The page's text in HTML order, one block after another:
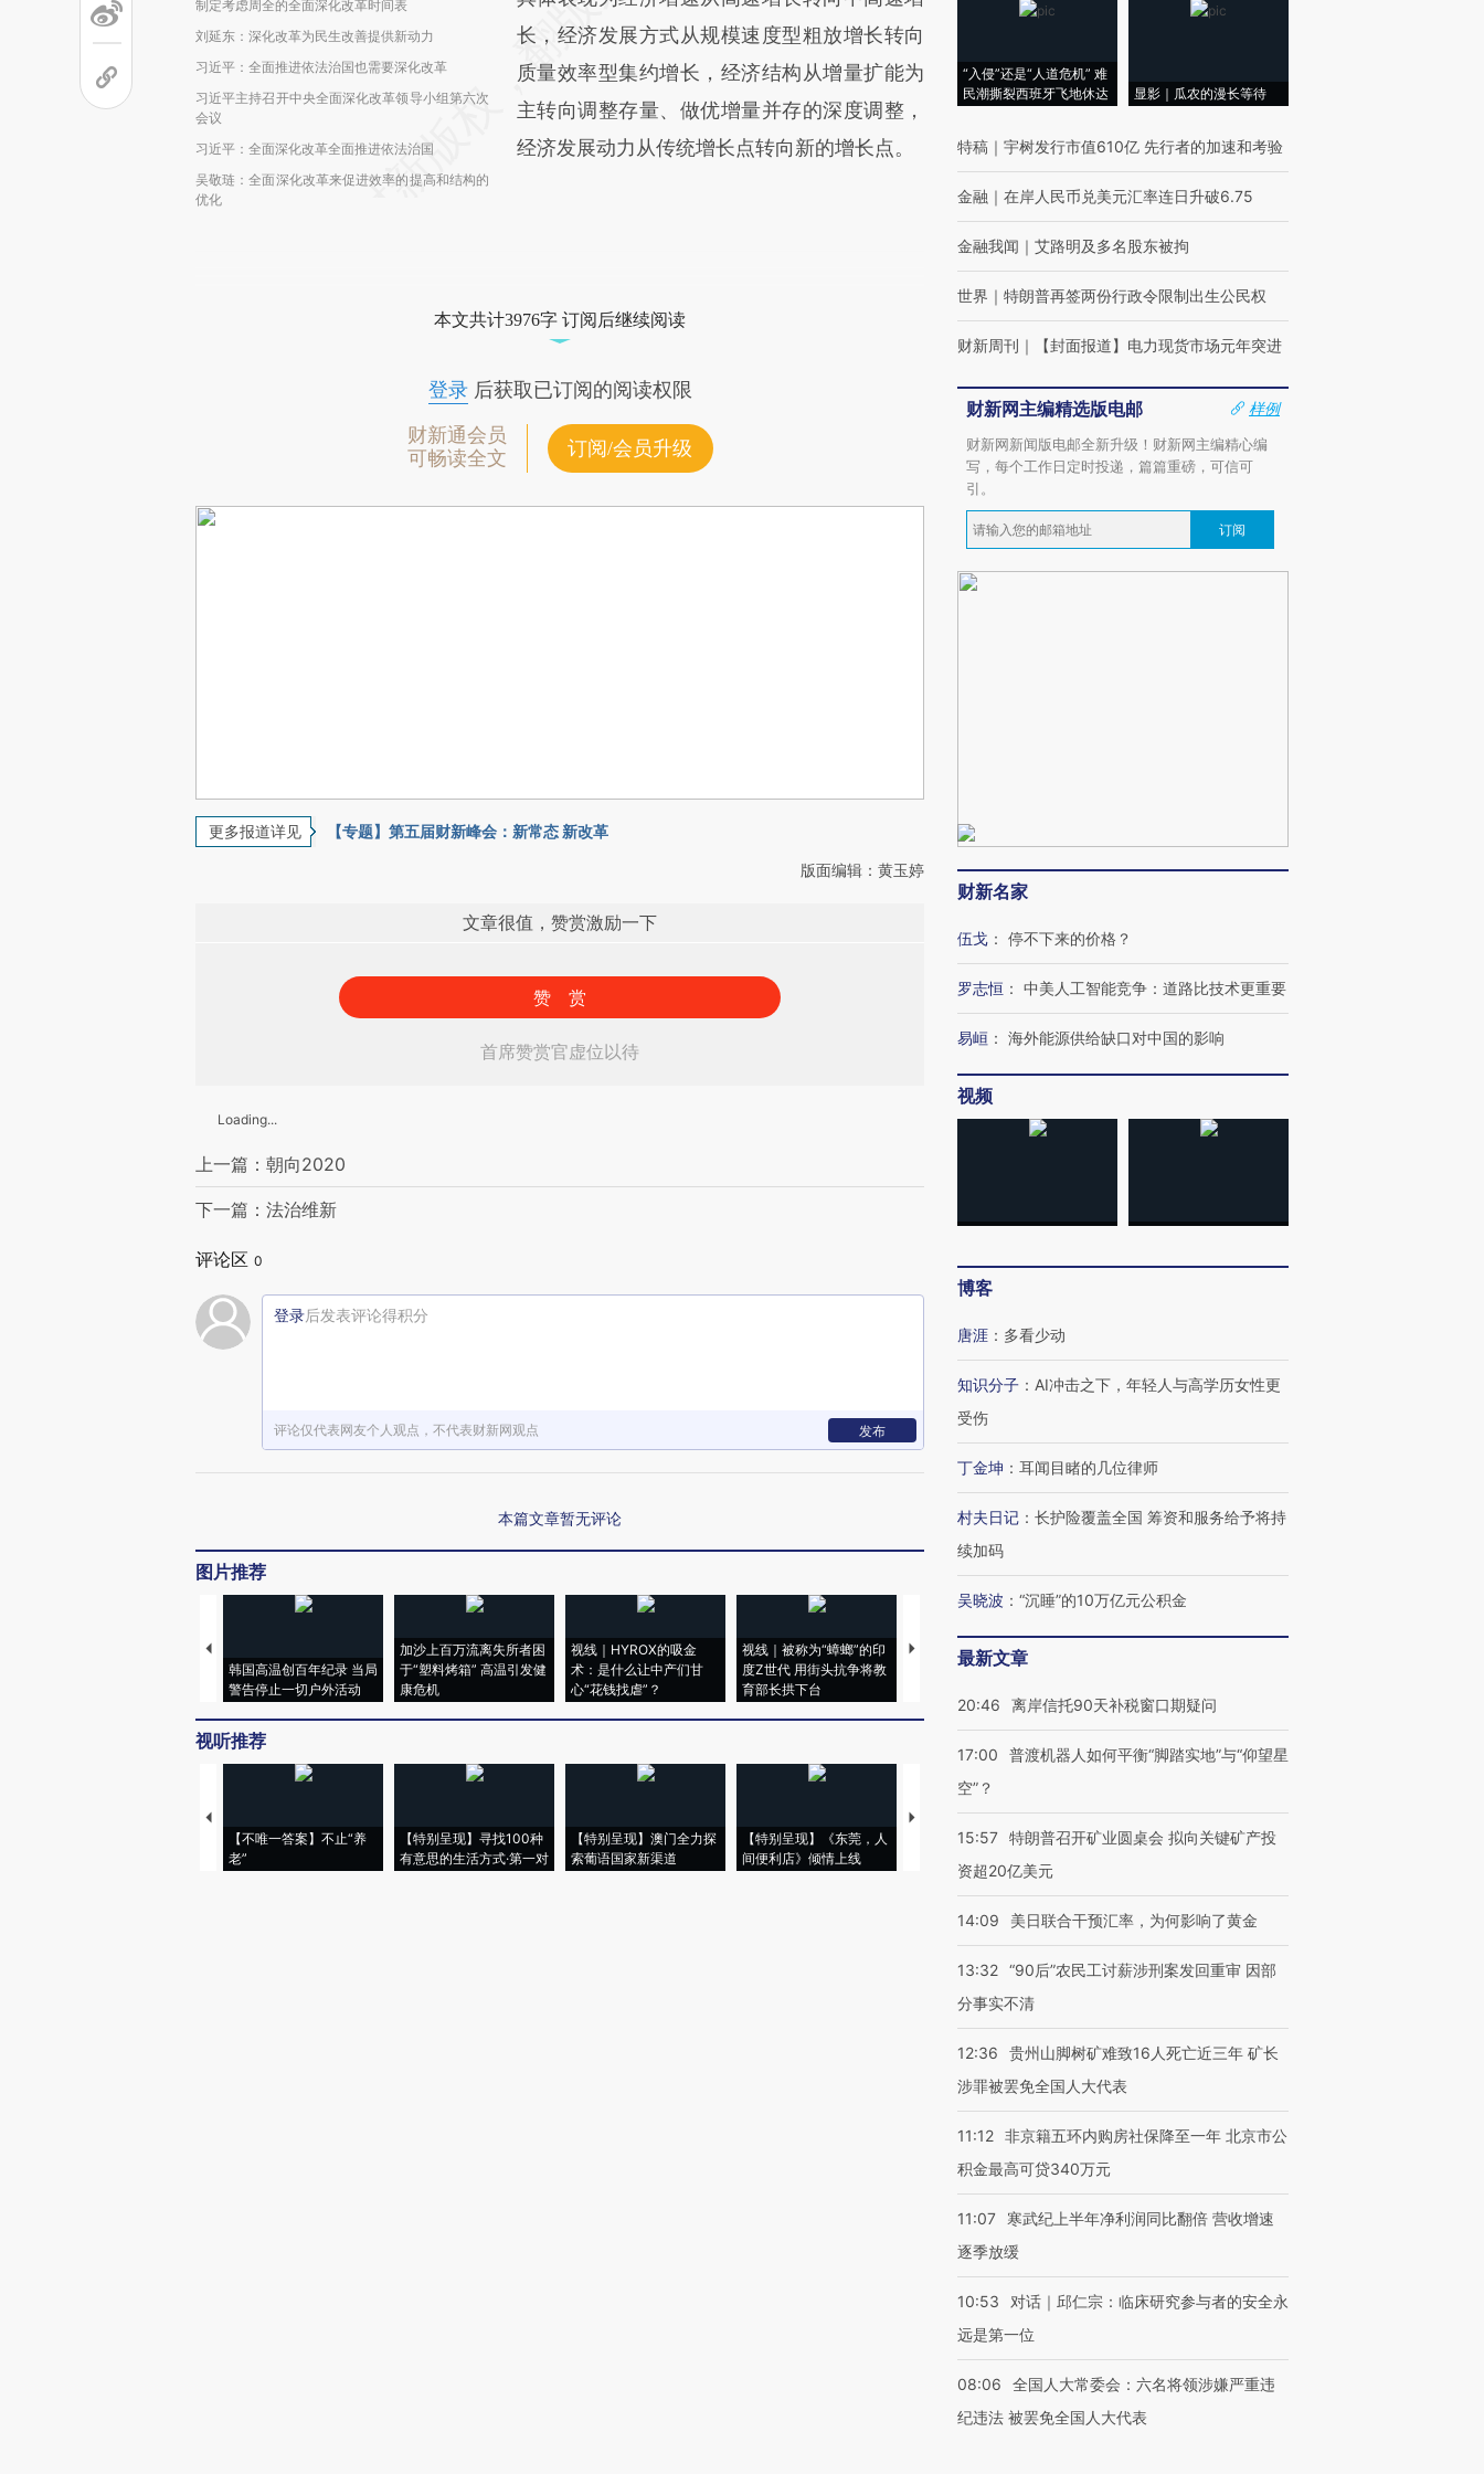
制定考虑周全的全面深化改革时间表
刘延东：深化改革为民生改善提供新动力
习近平：全面推进依法治国也需要深化改革
习近平主持召开中央全面深化改革领导小组第六次
会议
习近平：全面深化改革全面推进依法治国
吴敬琏：全面深化改革来促进效率的提高和结构的
优化
长，经济发展方式从规模速度型粗放增长转向
质量效率型集约增长，经济结构从增量扩能为
主转向调整存量、做优增量并存的深度调整，
经济发展动力从传统增长点转向新的增长点。
本文共计3976字 订阅后继续阅读
登录后获取已订阅的阅读权限
财新通会员
可畅读全文
订阅/会员升级
更多报道详见 【专题】第五届财新峰会：新常态 新改革
版面编辑：黄玉婷
文章很值，赞赏激励一下
赞 赏
首席赞赏官虚位以待
Loading...
上一篇：朝向2020
下一篇：法治维新
评论区 0
登录后发表评论得积分
评论仅代表网友个人观点，不代表财新网观点 发布
本篇文章暂无评论
图片推荐
韩国高温创百年纪录 当局
警告停止一切户外活动
加沙上百万流离失所者困
于“塑料烤箱” 高温引发健
康危机
视线｜HYROX的吸金
术：是什么让中产们甘
心“花钱找虐”？
视线｜被称为“蟑螂”的印
度Z世代 用街头抗争将教
育部长拱下台
视线｜“入侵”还是“人道危
机”？难民潮撕裂西班牙
视听推荐
【不唯一答案】不止“养
老”
【特别呈现】寻找100种
有意思的生活方式·第一对
【特别呈现】澳门全力探
索葡语国家新渠道
【特别呈现】《东莞，人
间便利店》倾情上线
【推广】走进第四届链博
会，让数智科技“链”接产
【特别呈现】寻找100种
【商旅对话】华住集团
CFO：不靠规模取胜，华
“入侵”还是“人道危机” 难
民潮撕裂西班牙飞地休达
显影｜瓜农的漫长等待
特稿 ｜ 宇树发行市值610亿 先行者的加速和考验
金融 ｜ 在岸人民币兑美元汇率连日升破6.75
金融我闻 ｜ 艾路明及多名股东被拘
世界 ｜ 特朗普再签两份行政令限制出生公民权
财新周刊 ｜ 【封面报道】电力现货市场元年突进
财新网主编精选版电邮
样例
财新网新闻版电邮全新升级！财新网主编精心编
写，每个工作日定时投递，篇篇重磅，可信可
引。
订阅
财新名家
伍戈 ： 停不下来的价格？
罗志恒 ： 中美人工智能竞争：道路比技术更重要
易峘 ： 海外能源供给缺口对中国的影响
视频
博客
唐涯 ： 多看少动
知识分子 ： AI冲击之下，年轻人与高学历女性更
受伤
丁金坤 ： 耳闻目睹的几位律师
村夫日记 ： 长护险覆盖全国 筹资和服务给予将持
续加码
吴晓波 ： “沉睡”的10万亿元公积金
最新文章
20:46 离岸信托90天补税窗口期疑问
17:00
普渡机器人如何平衡“脚踏实地”与“仰望星
空”？
15:57 特朗普召开矿业圆桌会 拟向关键矿产投
资超20亿美元
14:09 美日联合干预汇率，为何影响了黄金
13:32 “90后”农民工讨薪涉刑案发回重审 因部
分事实不清
12:36
贵州山脚树矿难致16人死亡近三年 矿长
涉罪被罢免全国人大代表
11:12 非京籍五环内购房社保降至一年 北京市公
积金最高可贷340万元
11:07
寒武纪上半年净利润同比翻倍 营收增速
逐季放缓
10:53
对话｜邱仁宗：临床研究参与者的安全永
远是第一位
08:06
全国人大常委会：六名将领涉嫌严重违
纪违法 被罢免全国人大代表